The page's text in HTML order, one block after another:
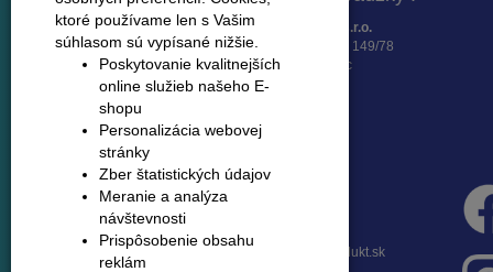
K – Produkt SK, s.r.o.
Osloboditeľov 16
962 21 Lieskovec
K -Produkt SK, s.r.o.
Lieskovská cesta 149/78
962 21 Lieskovec
Fakturačné údaje :
Banka : Všeobecná
úverová banka, a.s.
mopredaj@kprodukt.sk
ktoré používame len s Vašim
súhlasom sú vypísané nižšie.
Poskytovanie kvalitnejších
online služieb našeho E-
shopu
Personalizácia webovej
stránky
Zber štatistických údajov
Meranie a analýza
návštevnosti
Prispôsobenie obsahu
reklám